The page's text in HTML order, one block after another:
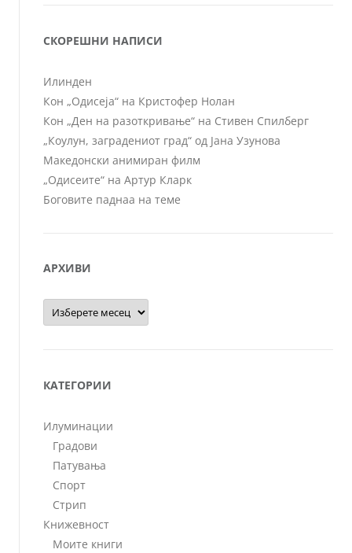
СКОРЕШНИ НАПИСИ
Илинден
Кон „Одисеја“ на Кристофер Нолан
Кон „Ден на разоткривање“ на Стивен Спилберг
„Коулун, заградениот град“ од Јана Узунова
Македонски анимиран филм
„Одисеите“ на Артур Кларк
Боговите паднаа на теме
АРХИВИ
Архиви
КАТЕГОРИИ
Илуминации
Градови
Патувања
Спорт
Стрип
Книжевност
Моите книги